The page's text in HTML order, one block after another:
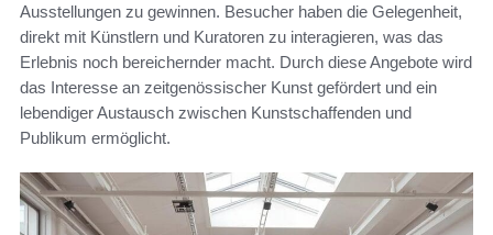
Ausstellungen zu gewinnen. Besucher haben die Gelegenheit,
direkt mit Künstlern und Kuratoren zu interagieren, was das
Erlebnis noch bereichernder macht. Durch diese Angebote wird
das Interesse an zeitgenössischer Kunst gefördert und ein
lebendiger Austausch zwischen Kunstschaffenden und
Publikum ermöglicht.